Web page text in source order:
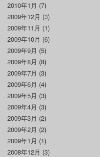
2010年1月 (7)
2009年12月 (3)
2009年11月 (1)
2009年10月 (6)
2009年9月 (5)
2009年8月 (8)
2009年7月 (3)
2009年6月 (4)
2009年5月 (3)
2009年4月 (3)
2009年3月 (2)
2009年2月 (2)
2009年1月 (1)
2008年12月 (3)